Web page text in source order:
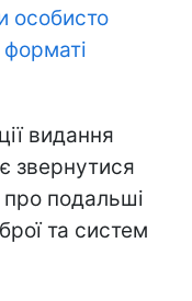
особисто
форматі
видання
звернутися
про подальші
та систем